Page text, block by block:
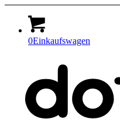
0Einkaufswagen